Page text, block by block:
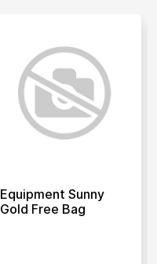
Equipment Sunny
Gold Free Bag